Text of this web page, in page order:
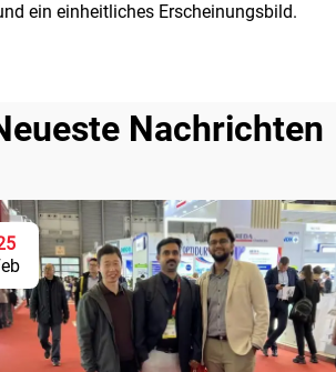
ein einheitliches Erscheinungsbild.
Nachrichten